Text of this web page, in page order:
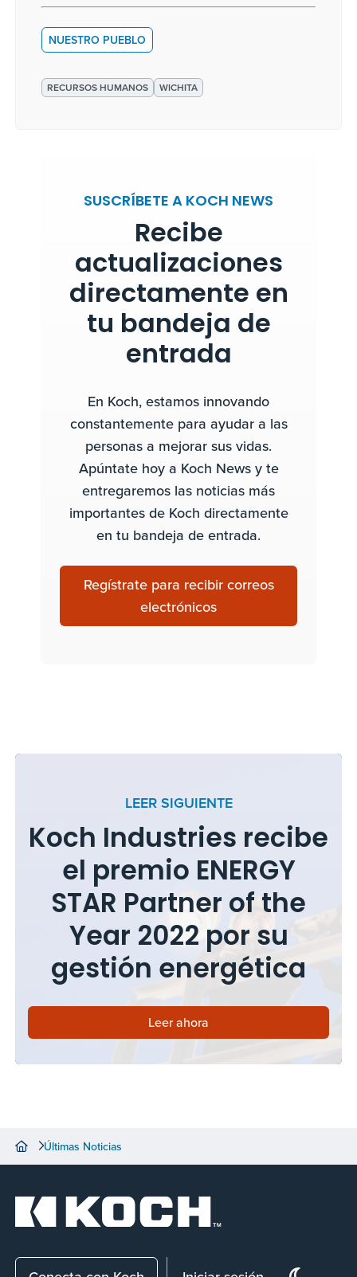
NUESTRO PUEBLO
RECURSOS HUMANOS WICHITA
SUSCRÍBETE A KOCH NEWS
Recibe
actualizaciones
directamente en
tu bandeja de
entrada
En Koch, estamos innovando
constantemente para ayudar a las
personas a mejorar sus vidas.
Apúntate hoy a Koch News y te
entregaremos las noticias más
importantes de Koch directamente
en tu bandeja de entrada.
Regístrate para recibir correos
electrónicos
LEER SIGUIENTE
Koch Industries recibe
el premio ENERGY
STAR Partner of the
Year 2022 por su
gestión energética
Leer ahora
Últimas Noticias